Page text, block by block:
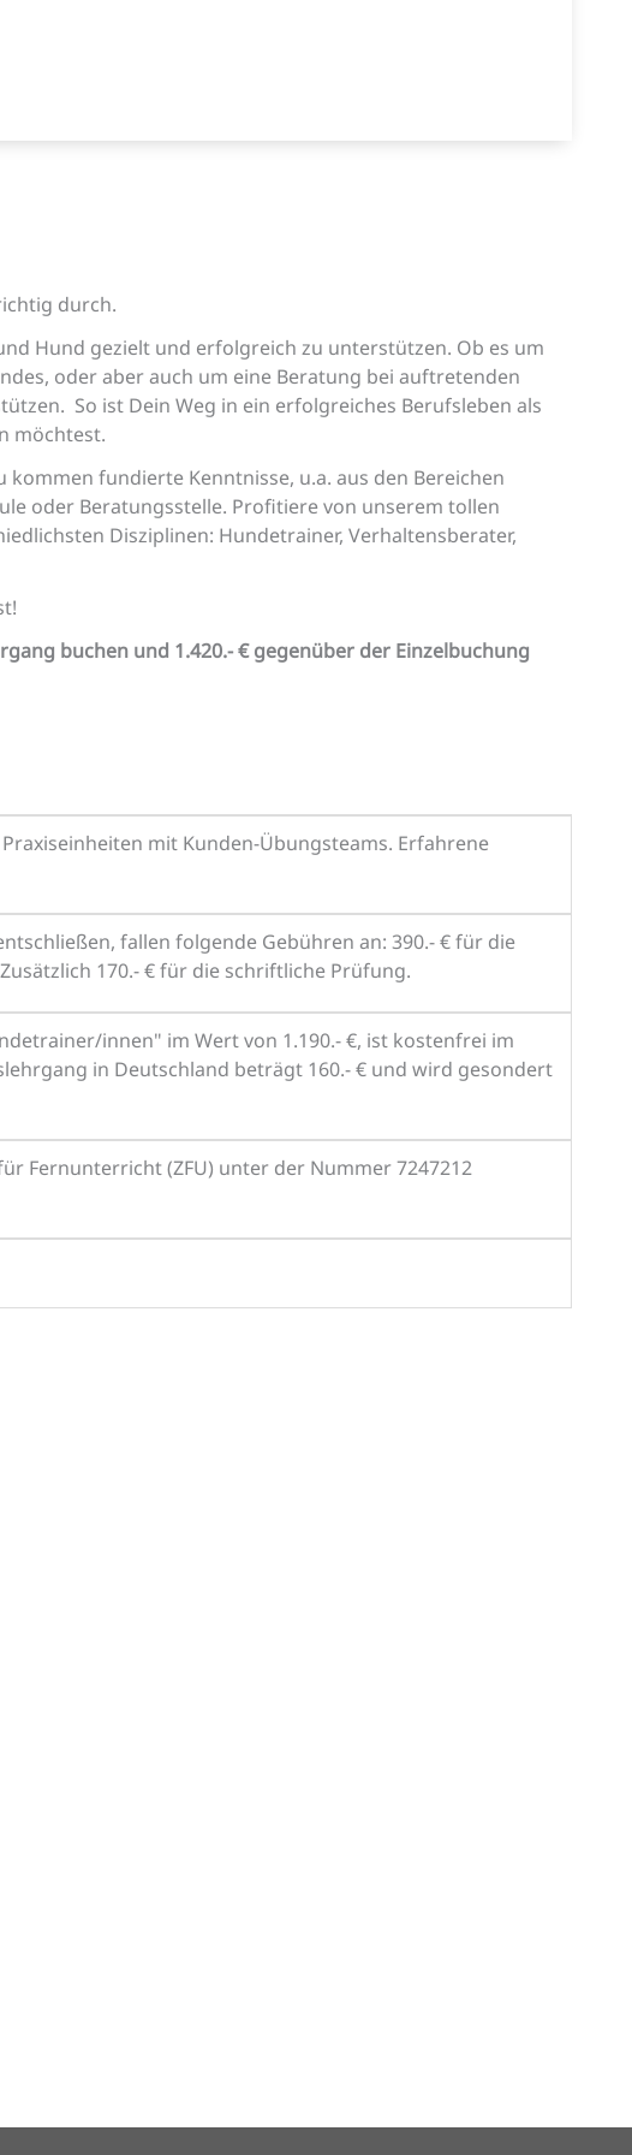
durch.
Hund gezielt und erfolgreich zu unterstützen. Ob es um
oder aber auch um eine Beratung bei auftretenden
So ist Dein Weg in ein erfolgreiches Berufsleben als
möchtest.
fundierte Kenntnisse, u.a. aus den Bereichen
oder Beratungsstelle. Profitiere von unserem tollen
Disziplinen: Hundetrainer, Verhaltensberater,
buchen und 1.420.- € gegenüber der Einzelbuchung
mit Kunden-Übungsteams. Erfahrene
fallen folgende Gebühren an: 390.- € für die
170.- € für die schriftliche Prüfung.
innen" im Wert von 1.190.- €, ist kostenfrei im
in Deutschland beträgt 160.- € und wird gesondert
Fernunterricht (ZFU) unter der Nummer 7247212